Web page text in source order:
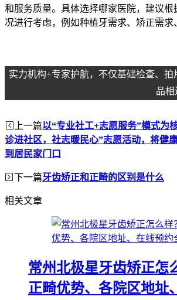
和服务质量。具体选择哪家医院，建议根
况进行考虑，例如种植牙需求、矫正需求
实力机构+专家护航，不仅基础检查、
品相
上一篇以“专业社工+志愿服务”模式为
诊进社区，社志暖民心”志愿活动，将健
到居民家门口
下一篇牙齿矫正和正畸的区别是什么
相关文章
常州北极星牙齿矫正怎
正畸优势、各院区地址